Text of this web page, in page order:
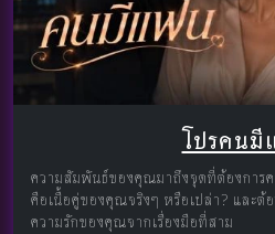
โปรคนมี
ความสัมพันธ์ของคุณมาถึงจุดที่ต้องการค
คือเนื้อคู่ของคุณจริงๆ หรือเปล่า? และต้อ
ความรักของคุณจากเรื่องมือที่สาม